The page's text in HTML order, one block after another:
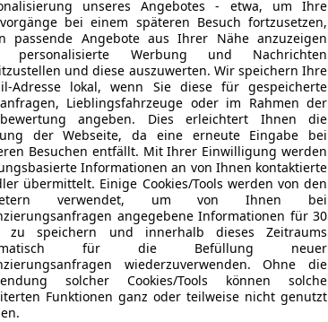
Klimaanlage
Sitzheizung vorne
unseres Angebotes - etwa, um Ihre
bei einem späteren Besuch fortzusetzen,
passende Angebote aus Ihrer Nähe anzuzeigen
personalisierte Werbung und Nachrichten
und diese auszuwerten. Wir speichern Ihre
Adresse lokal, wenn Sie diese für gespeicherte
Lieblingsfahrzeuge oder im Rahmen der
angeben. Dies erleichtert Ihnen die
der Webseite, da eine erneute Eingabe bei
Besuchen entfällt. Mit Ihrer Einwilligung werden
Informationen an von Ihnen kontaktierte
übermittelt. Einige Cookies/Tools werden von den
verwendet, um von Ihnen bei
angegebene Informationen für 30
zu speichern und innerhalb dieses Zeitraums
für die Befüllung neuer
wiederzuverwenden. Ohne die
solcher Cookies/Tools können solche
Funktionen ganz oder teilweise nicht genutzt